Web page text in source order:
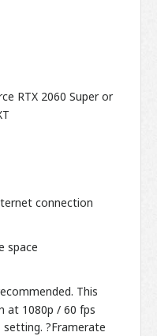
RTX 2060 Super or
connection
space
This
at 1080p / 60 fps
setting. ?Framerate